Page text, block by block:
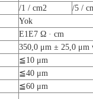
/1 / cm2 /5 /
Yok
E1E7 Ω · cm
350,0 μm ± 25,0 μm
≦10 μm
≦40 μm
≦60 μm